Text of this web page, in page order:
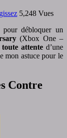
5,248 Vues
débloquer un
(Xbox One –
attented’une
mon astuce pour le
Contre